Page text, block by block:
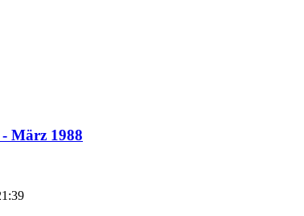
März 1988